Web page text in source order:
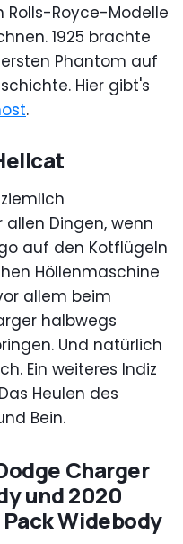
Royce-Modelle
1925 brachte
Phantom auf
Hier gibt's
.
Dingen, wenn
auf den Kotflügeln
Höllenmaschine
allem beim
halbwegs
Und natürlich
Ein weiteres Indiz
Heulen des
Bein.
Charger
und 2020
Widebody